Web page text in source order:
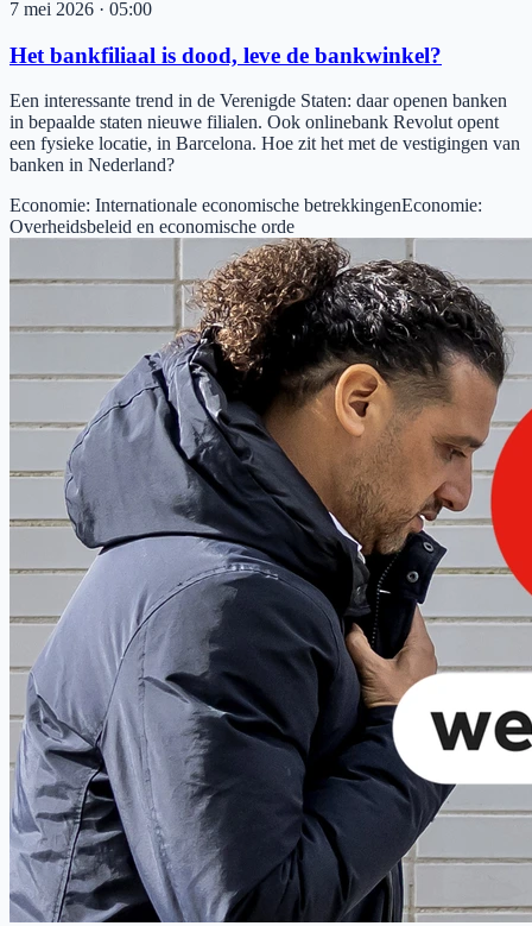
7 mei 2026 · 05:00
Het bankfiliaal is dood, leve de bankwinkel?
Een interessante trend in de Verenigde Staten: daar openen banken
in bepaalde staten nieuwe filialen. Ook onlinebank Revolut opent
een fysieke locatie, in Barcelona. Hoe zit het met de vestigingen van
banken in Nederland?
Economie: Internationale economische betrekkingenEconomie:
Overheidsbeleid en economische orde